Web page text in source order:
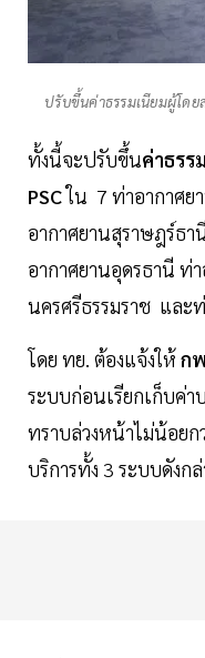
ปรับขึ้นค่าธรรมเนียมผู้โด
ทั้งนี้จะปรับขึ้นค่าธรร
PSCใน 7 ท่าอากาศย
อากาศยานสุราษฎร์ธ
อากาศยานอุดรธานี ท่
นครศรีธรรมราช แล
โดย ทย. ต้องแจ้งให้ก
ระบบก่อนเรียกเก็บค่า
ทราบล่วงหน้าไม่น้อย
บริการทั้ง 3 ระบบดังกล่